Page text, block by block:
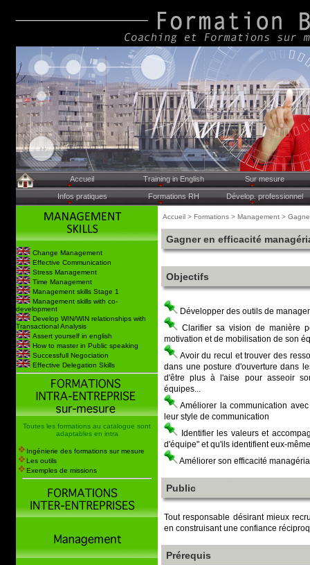
Accueil Training in English Sur mesure
Infos pratiques Formations RH Dévelop. professionnel
Change Management
Effective Communication
Stress Management
Time Management
Management skills Stage 1
Management skills with co-
development
Develop WIN/WIN relationships with
Transactional Analysis
Assert yourself in english
How to master in Public speaking
Successfull Negociation
Effective Delegation Skills
Toutes les formations au catalogue sont
adaptables en intra
Ingénierie des formations sur mesure
Les outils
Exemples de missions
Accueil > Formations > Management >
Gagner en efficacité
Objectifs
Développer des outils de
Clarifier sa vision de manière
motivation et de mobilisation de son
Avoir du recul et trouver des
dans une posture d'ouverture dans
d'être plus à l'aise pour asseoir
équipes...
Améliorer la communication
leur style de communication
Identifier les valeurs et
d'équipe" et qu'ils identifient eux-
Améliorer son efficacité
Public
Tout responsable désirant mieux
en construisant une confiance
Prérequis